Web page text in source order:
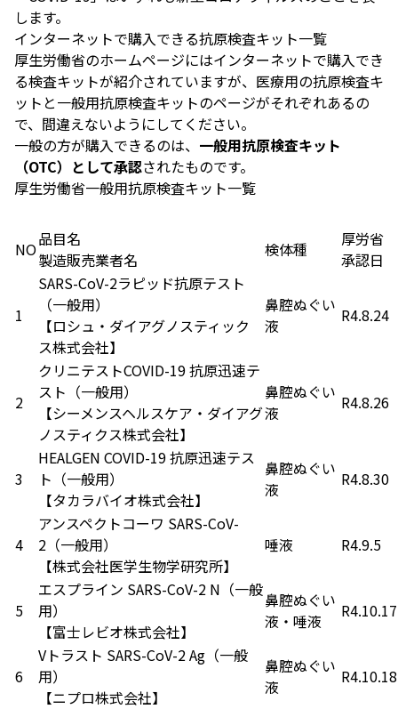
します。
インターネットで購入できる抗原検査キット一覧
厚生労働省のホームページにはインターネットで購入でき
る検査キットが紹介されていますが、医療用の抗原検査キ
ットと一般用抗原検査キットのページがそれぞれあるの
で、間違えないようにしてください。
一般の方が購入できるのは、 一般用抗原検査キット
（OTC）として承認されたものです。
厚生労働省一般用抗原検査キット一覧
NO品目名
製造販売業者名
検体種
厚労省
承認日
1
SARS-CoV-2ラピッド抗原テスト
（一般用）
【ロシュ・ダイアグノスティック
ス株式会社】
鼻腔ぬぐい
液
R4.8.24
2
クリニテストCOVID-19 抗原迅速テ
スト（一般用）
【シーメンスヘルスケア・ダイアグ
ノスティクス株式会社】
鼻腔ぬぐい
液
R4.8.26
3
HEALGEN COVID-19 抗原迅速テス
ト（一般用）
【タカラバイオ株式会社】
鼻腔ぬぐい
液
R4.8.30
4
アンスペクトコーワ SARS-CoV-
2（一般用）
【株式会社医学生物学研究所】
唾液 R4.9.5
5
エスプライン SARS-CoV-2 N（一般
用）
【富士レビオ株式会社】
鼻腔ぬぐい
液・唾液
R4.10.17
6
Vトラスト SARS-CoV-2 Ag（一般
用）
【ニプロ株式会社】
鼻腔ぬぐい
液
R4.10.18